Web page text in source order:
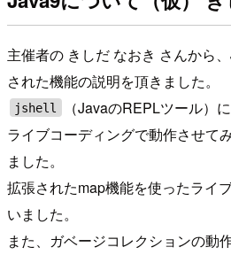
主催者の きしだ なおき さんから
された機能の説明を頂きました。
jshell
（JavaのREPLツール）
ライブコーディングで動作させて
ました。
拡張されたmap機能を使ったライ
いました。
また、ガベージコレクションの動